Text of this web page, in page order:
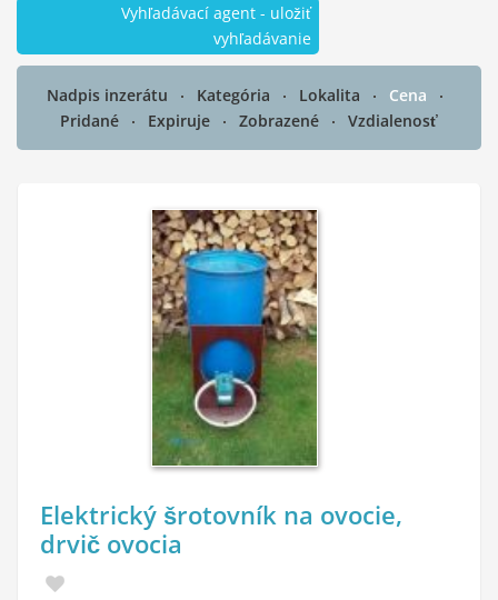
Vyhľadávací agent - uložiť
vyhľadávanie
Nadpis inzerátu Kategória Lokalita
Cena
Pridané
Expiruje Zobrazené Vzdialenosť
Elektrický šrotovník na ovocie,
drvič ovocia